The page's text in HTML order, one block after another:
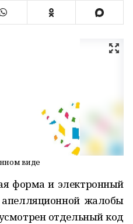
виде
форма и электронный
жалобы
отдельный код